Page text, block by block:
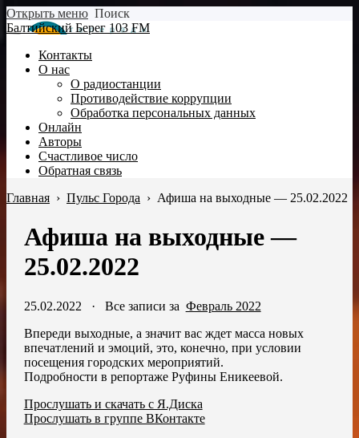
Открыть меню Поиск
Балтийский Берег 103 FM
Контакты
О нас
О радиостанции
Противодействие коррупции
Обработка персональных данных
Онлайн
Авторы
Счастливое число
Обратная связь
Главная › Пульс Города › Афиша на выходные — 25.02.2022
Афиша на выходные —
25.02.2022
25.02.2022 · Все записи за Февраль 2022
Впереди выходные, а значит вас ждет масса новых
впечатлений и эмоций, это, конечно, при условии
посещения городских мероприятий.
Подробности в репортаже Руфины Еникеевой.
Прослушать и скачать с Я.Диска
Прослушать в группе ВКонтакте